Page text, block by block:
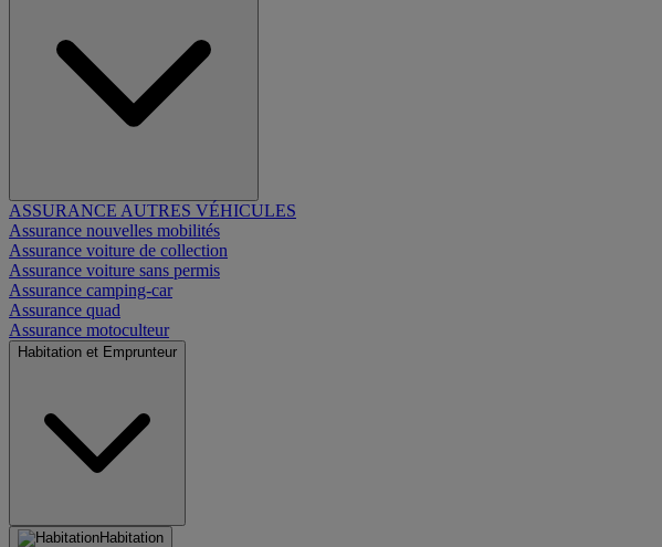
ASSURANCE AUTRES VÉHICULES
Assurance nouvelles mobilités
Assurance voiture de collection
Assurance voiture sans permis
Assurance camping-car
Assurance quad
Assurance motoculteur
Habitation et Emprunteur
Habitation